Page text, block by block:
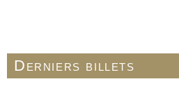
Derniers billets